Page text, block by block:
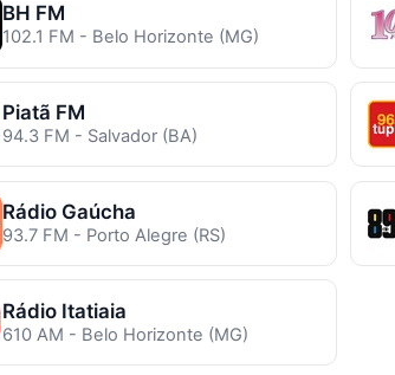
BH FM
102.1 FM - Belo Horizonte (MG)
Piatã FM
94.3 FM - Salvador (BA)
Rádio Gaúcha
93.7 FM - Porto Alegre (RS)
Rádio Itatiaia
610 AM - Belo Horizonte (MG)